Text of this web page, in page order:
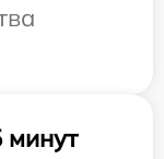
минут